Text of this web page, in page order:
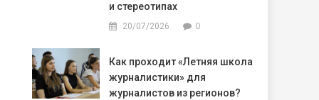
и стереотипах
20/07/2026 0
Как проходит «Летняя школа
журналистики» для
журналистов из регионов?